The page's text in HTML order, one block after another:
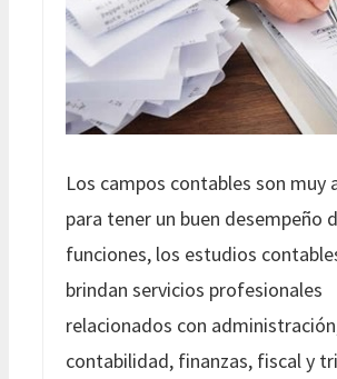
Los campos contables son muy
para tener un buen desempeño
funciones, los estudios
brindan servicios profesionales
relacionados con
contabilidad, finanzas, fiscal y